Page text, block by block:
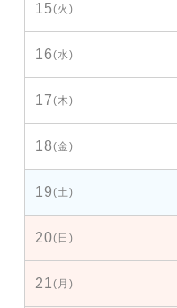
15(火)
16(水)
17(木)
18(金)
19(土)
20(日)
21(月)